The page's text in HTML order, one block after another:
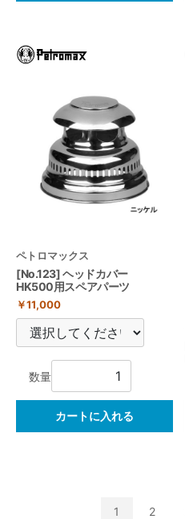
ペトロマックス
[No.123] ヘッドカバー
HK500用スペアパーツ
￥11,000
数量
カートに入れる
1 2